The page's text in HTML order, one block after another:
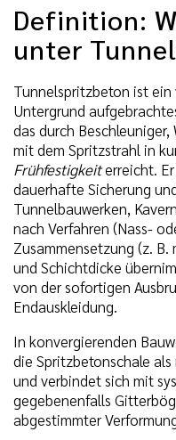
Definition:
unter
Tunnelspritzbeton ist
Untergrund
das durch
mit dem Spritzstrahl in
Frühfestigkeiterreicht.
dauerhafte Sicherung
Tunnelbauwerken,
nach Verfahren (Nass-
Zusammensetzung (z.
und Schichtdicke
von der sofortigen
Endauskleidung.
In konvergierenden
die Spritzbetonschale
und verbindet sich mit
gegebenenfalls
abgestimmter